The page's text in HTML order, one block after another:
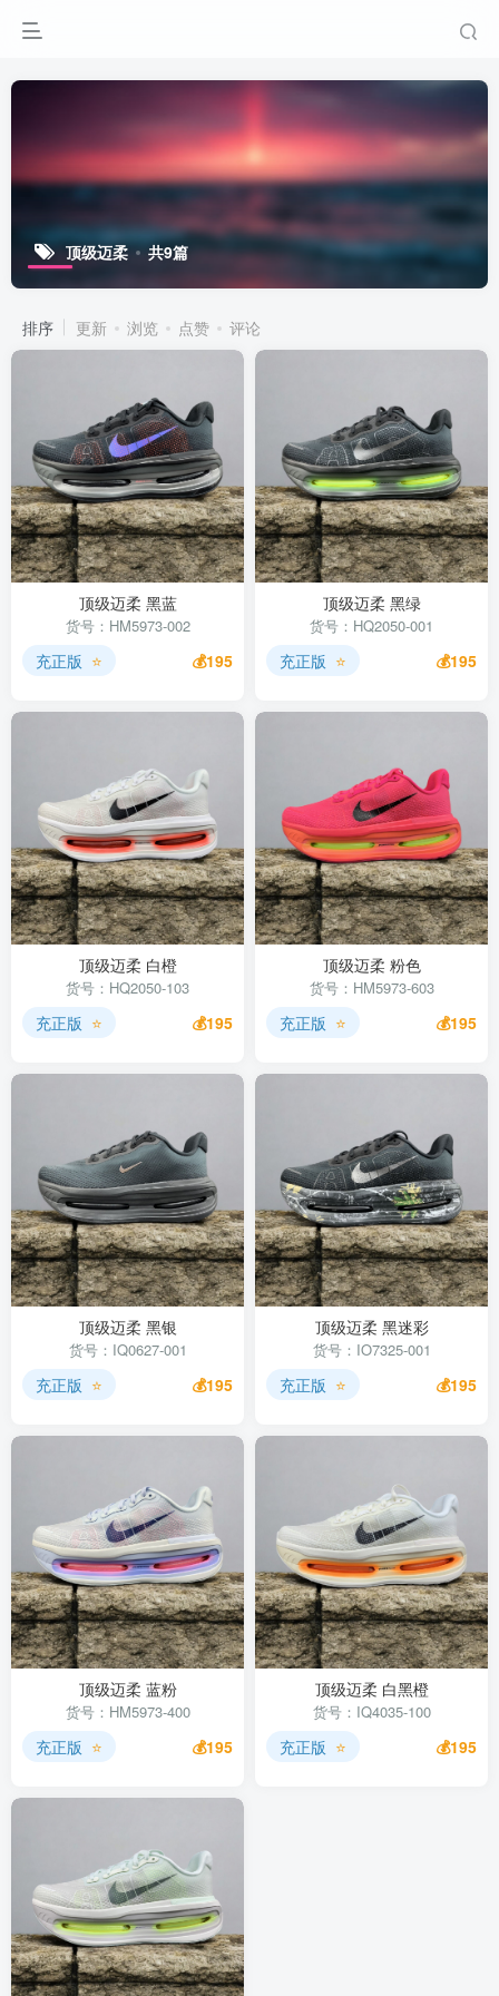
顶级迈柔 共9篇
排序 更新 浏览 点赞 评论
顶级迈柔 黑蓝
货号：HM5973-002
充正版 ⭐ 💰195
顶级迈柔 黑绿
货号：HQ2050-001
充正版 ⭐ 💰195
顶级迈柔 白橙
货号：HQ2050-103
充正版 ⭐ 💰195
顶级迈柔 粉色
货号：HM5973-603
充正版 ⭐ 💰195
顶级迈柔 黑银
货号：IQ0627-001
充正版 ⭐ 💰195
顶级迈柔 黑迷彩
货号：IO7325-001
充正版 ⭐ 💰195
顶级迈柔 蓝粉
货号：HM5973-400
充正版 ⭐ 💰195
顶级迈柔 白黑橙
货号：IQ4035-100
充正版 ⭐ 💰195